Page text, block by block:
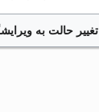
تغییر حالت به